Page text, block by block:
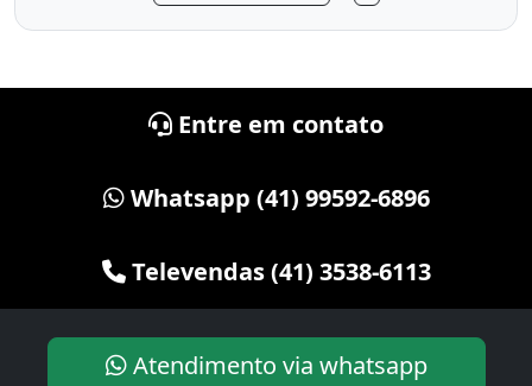
Entre em contato
Whatsapp (41) 99592-6896
Televendas (41) 3538-6113
Atendimento via whatsapp